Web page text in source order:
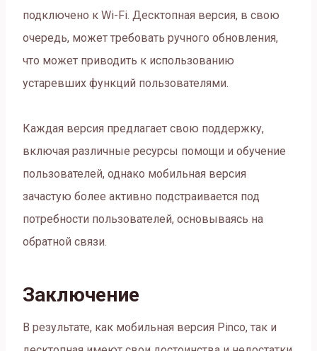
подключено к Wi-Fi. Десктопная версия, в свою
очередь, может требовать ручного обновления,
что может приводить к использованию
устаревших функций пользователями.
Каждая версия предлагает свою поддержку,
включая различные ресурсы помощи и обучение
пользователей, однако мобильная версия
зачастую более активно подстраивается под
потребности пользователей, основываясь на
обратной связи.
Заключение
В результате, как мобильная версия Pinco, так и